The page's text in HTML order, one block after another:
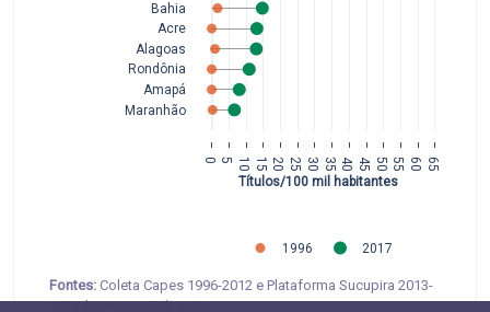
0 5 10 15 20 25 30 35 40 45 50 55 60 65
Maranhão
Amapá
Rondônia
Alagoas
Acre
Bahia
1996 2017
Títulos/100 mil habitantes
Fontes: Coleta Capes 1996-2012 e Plataforma Sucupira 2013-
2017 (Capes/ MEC); IBGE